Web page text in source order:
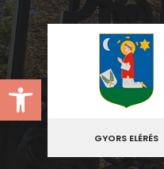
Eszköztár megnyitása
content
GYORS ELÉRÉS